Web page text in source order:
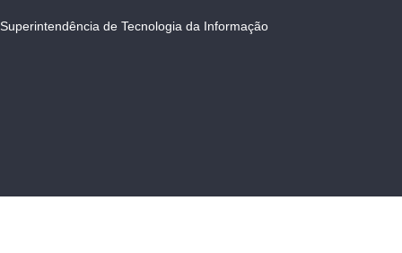
Superintendência de Tecnologia da Informação